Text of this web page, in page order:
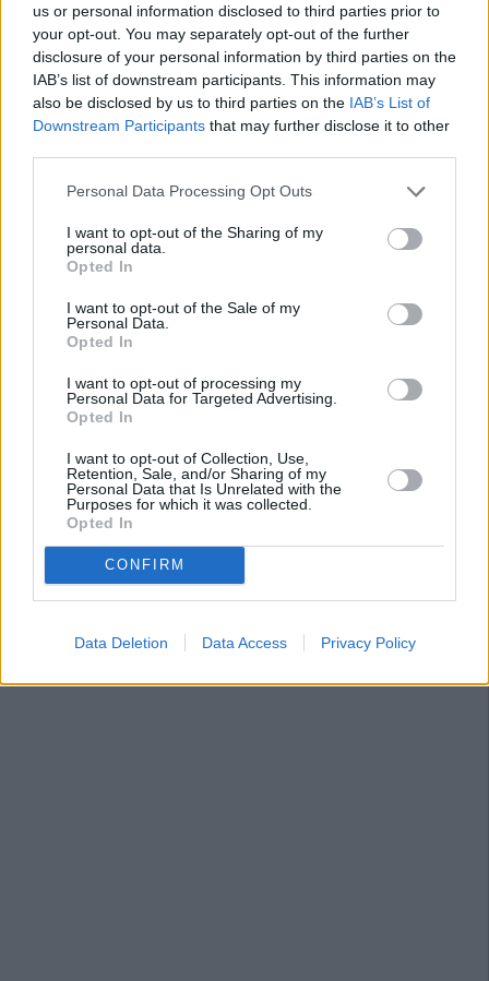
us or personal information disclosed to third parties prior to
your opt-out. You may separately opt-out of the further
disclosure of your personal information by third parties on the
IAB’s list of downstream participants. This information may
also be disclosed by us to third parties on the IAB’s List of
Downstream Participants that may further disclose it to other
Personal Data Processing Opt Outs
I want to opt-out of the Sharing of my
personal data.
Opted In
I want to opt-out of the Sale of my
Personal Data.
Opted In
I want to opt-out of processing my
Personal Data for Targeted Advertising.
Opted In
I want to opt-out of Collection, Use,
Retention, Sale, and/or Sharing of my
Personal Data that Is Unrelated with the
Purposes for which it was collected.
Opted In
CONFIRM
Data Deletion Data Access Privacy Policy
para evitar las riadas en la ciudad, ya que, como dice
“existe peligro de inundaciones por el aumento del lodo”.